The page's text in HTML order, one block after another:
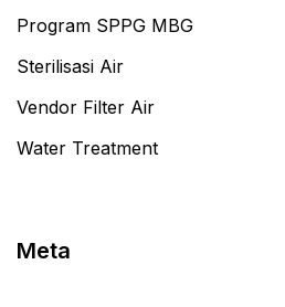
Program SPPG MBG
Sterilisasi Air
Vendor Filter Air
Water Treatment
Meta